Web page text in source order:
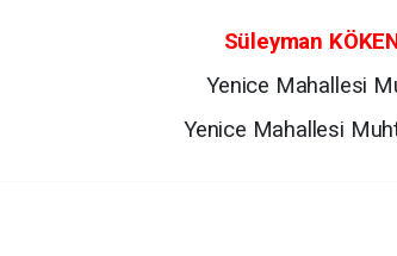
Süleyman
Yenice Mahallesi
Yenice Mahallesi